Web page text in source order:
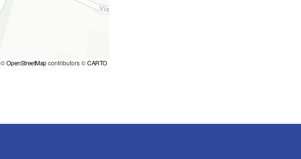
©OpenStreetMapcontributors ©CARTO